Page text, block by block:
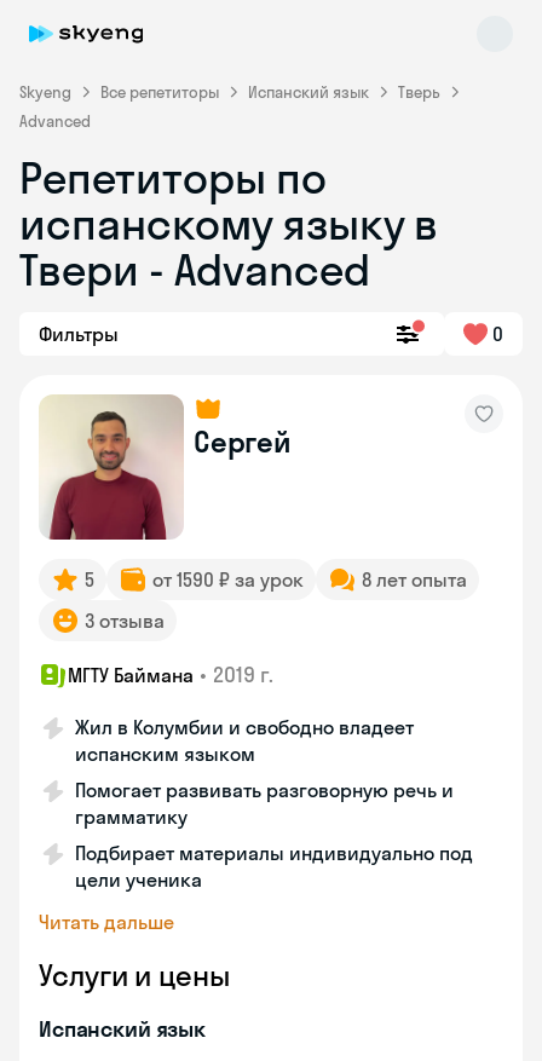
Skyeng Все репетиторы Испанский язык
Тверь
Advanced
Репетиторы по
испанскому языку в
Твери - Advanced
Фильтры 0
Сергей
5 от 1590 ₽ за урок
8 лет опыта
3 отзыва
МГТУ Баймана • 2019 г.
Жил в Колумбии и свободно владеет
испанским языком
Помогает развивать разговорную речь и
грамматику
Подбирает материалы индивидуально под
цели ученика
Читать дальше
Услуги и цены
Испанский язык
online